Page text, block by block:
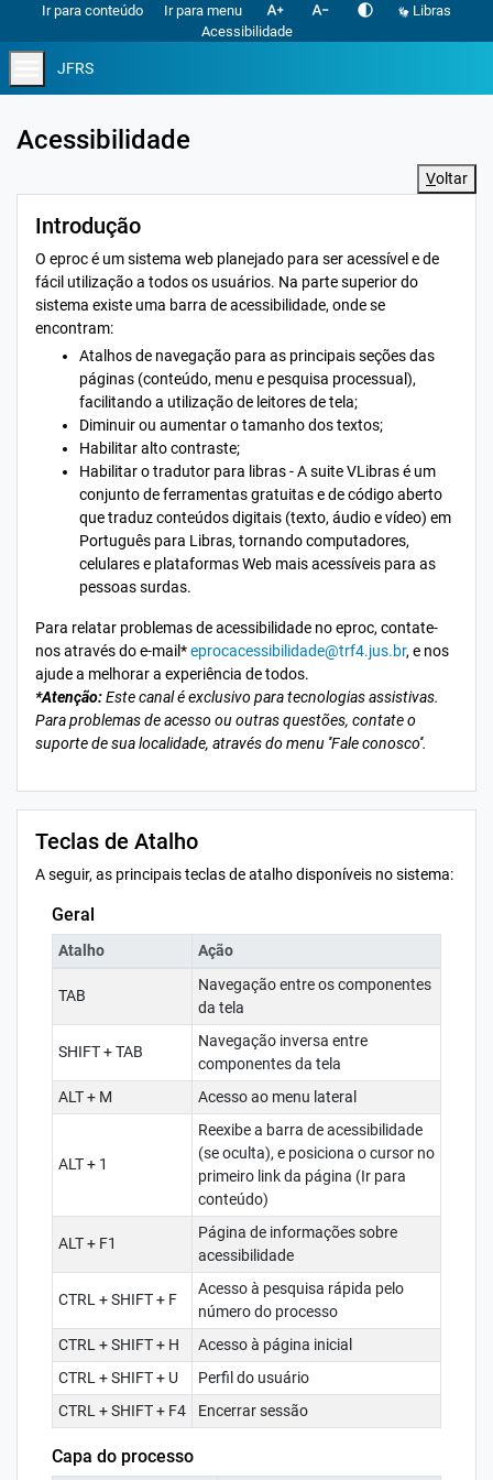
Ir para conteúdo Ir para menu text_increase text_decrease contrast
Libras
Acessibilidade
JFRS
Acessibilidade
Voltar
Introdução
O eproc é um sistema web planejado para ser acessível e de
fácil utilização a todos os usuários. Na parte superior do
sistema existe uma barra de acessibilidade, onde se
encontram:
Atalhos de navegação para as principais seções das
páginas (conteúdo, menu e pesquisa processual),
facilitando a utilização de leitores de tela;
Diminuir ou aumentar o tamanho dos textos;
Habilitar alto contraste;
Habilitar o tradutor para libras - A suite VLibras é um
conjunto de ferramentas gratuitas e de código aberto
que traduz conteúdos digitais (texto, áudio e vídeo) em
Português para Libras, tornando computadores,
celulares e plataformas Web mais acessíveis para as
pessoas surdas.
Para relatar problemas de acessibilidade no eproc, contate-
nos através do e-mail*eprocacessibilidade@trf4.jus.br, e nos
ajude a melhorar a experiência de todos.
*Atenção:Este canal é exclusivo para tecnologias assistivas.
Para problemas de acesso ou outras questões, contate o
suporte de sua localidade, através do menu ''Fale conosco''.
Teclas de Atalho
A seguir, as principais teclas de atalho disponíveis no sistema:
Geral
Atalho Ação
TAB
Navegação entre os componentes
da tela
SHIFT + TAB
Navegação inversa entre
componentes da tela
ALT + M
Acesso ao menu lateral
ALT + 1
Reexibe a barra de acessibilidade
(se oculta), e posiciona o cursor no
primeiro link da página (Ir para
conteúdo)
ALT + F1
Página de informações sobre
acessibilidade
CTRL + SHIFT + F
Acesso à pesquisa rápida pelo
número do processo
CTRL + SHIFT + H
Acesso à página inicial
CTRL + SHIFT + U
Perfil do usuário
CTRL + SHIFT + F4
Encerrar sessão
Capa do processo